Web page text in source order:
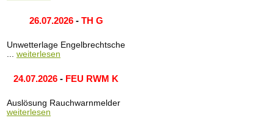
26.07.2026- TH G
Unwetterlage Engelbrechtsche
... weiterlesen
24.07.2026 - FEU RWM K
Auslösung Rauchwarnmelder
weiterlesen